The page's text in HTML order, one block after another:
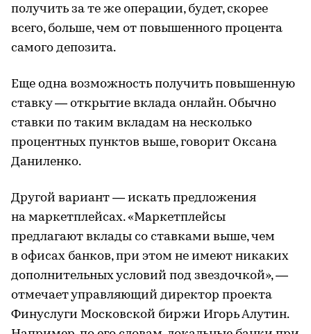
получить за те же операции, будет, скорее
всего, больше, чем от повышенного процента
самого депозита.
Еще одна возможность получить повышенную
ставку — открытие вклада онлайн. Обычно
ставки по таким вкладам на несколько
процентных пунктов выше, говорит Оксана
Даниленко.
Другой вариант — искать предложения
на маркетплейсах. «Маркетплейсы
предлагают вклады со ставками выше, чем
в офисах банков, при этом не имеют никаких
дополнительных условий под звездочкой», —
отмечает управляющий директор проекта
Финуслуги Московской биржи Игорь Алутин.